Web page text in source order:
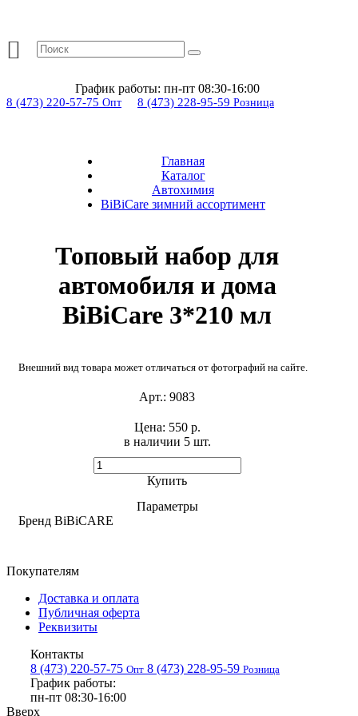
График работы: пн-пт 08:30-16:00
8 (473) 220-57-75 Опт 8 (473) 228-95-59 Розница
Главная
Каталог
Автохимия
BiBiCare зимний ассортимент
Топовый набор для
автомобиля и дома
BiBiCare 3*210 мл
Внешний вид товара может отличаться от фотографий на сайте.
Арт.: 9083
в наличии 5 шт. ​
Цена: 550 р.
Купить
Параметры
Бренд BiBiCARE
Покупателям
Доставка и оплата
Публичная оферта
Реквизиты
Контакты
8 (473) 220-57-75 Опт 8 (473) 228-95-59 Розница
График работы:
пн-пт 08:30-16:00
Вверх